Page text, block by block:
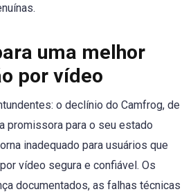
uma melhor
por vídeo
o declínio do Camfrog, de
promissora para o seu estado
inadequado para usuários que
vídeo segura e confiável. Os
documentados, as falhas técnicas